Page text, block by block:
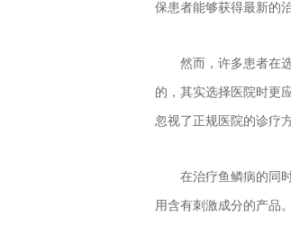
保患者能够获得最新的
然而，许多患者在
的，其实选择医院时更
忽视了正规医院的诊疗
在治疗鱼鳞病的同
用含有刺激成分的产品